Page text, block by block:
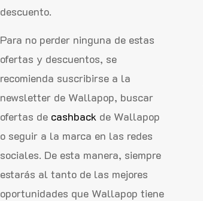
descuento.
Para no perder ninguna de estas
ofertas y descuentos, se
recomienda suscribirse a la
newsletter de Wallapop, buscar
ofertas de cashback de Wallapop
o seguir a la marca en las redes
sociales. De esta manera, siempre
estarás al tanto de las mejores
oportunidades que Wallapop tiene